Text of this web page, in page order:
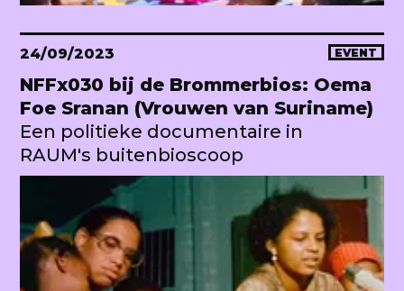
24/09/2023 EVENT
NFFx030 bij de Brommerbios: Oema
Foe Sranan (Vrouwen van Suriname)
Een politieke documentaire in
RAUM's buitenbioscoop